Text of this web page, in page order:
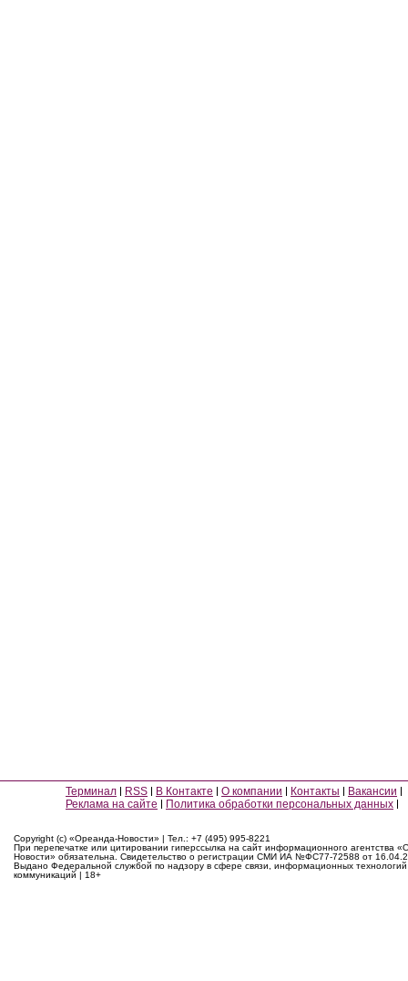
Терминал RSS В Контакте О компании Контакты
Вакансии
Реклама на сайте
Политика обработки персональных данных
Copyright (c) «Ореанда-Новости» | Тел.: +7 (495) 995-8221
При перепечатке или цитировании гиперссылка на сайт информационного агентства
Новости» обязательна. Свидетельство о регистрации СМИ ИА №ФС77-72588 от
Выдано Федеральной службой по надзору в сфере связи, информационных
коммуникаций | 18+